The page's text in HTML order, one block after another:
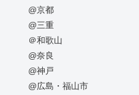
@京都
@三重
＠和歌山
@奈良
@神戸
@広島・福山市